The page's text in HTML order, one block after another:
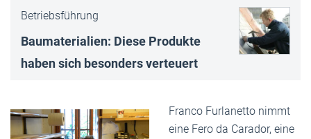
Betriebsführung
Baumaterialien: Diese Produkte
haben sich besonders verteuert
Franco Furlanetto nimmt
eine Fero da Carador, eine